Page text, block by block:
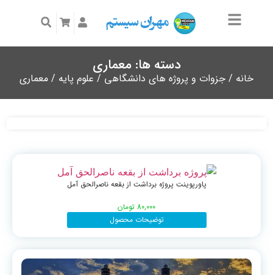
دسته ها: معماری
خانه / جزوات و پروژه های دانشگاهی / علوم پایه / معماری
پاورپوینت پروژه برداشت از بقعه ناصرالحق آمل
80,000 تومان
توضیحات محصول